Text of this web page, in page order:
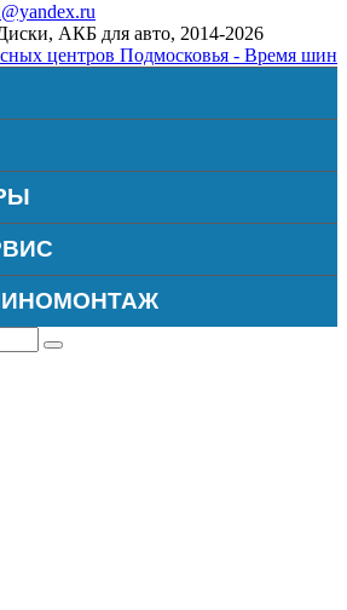
АКБ для авто, 2014-2026